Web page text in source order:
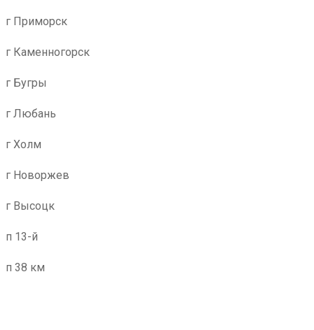
г Приморск
г Каменногорск
г Бугры
г Любань
г Холм
г Новоржев
г Высоцк
п 13-й
п 38 км